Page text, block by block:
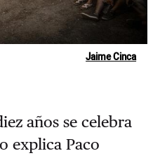
Jaime Cinca
años se celebra
explica Paco